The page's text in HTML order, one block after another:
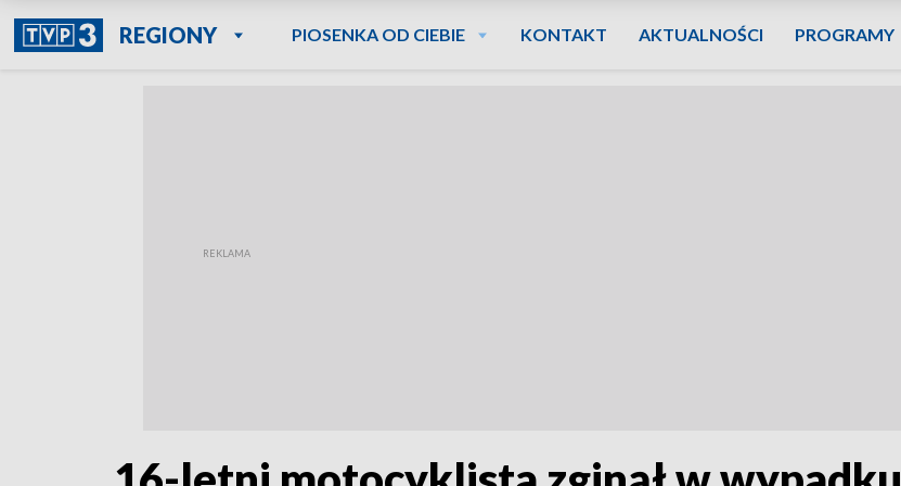
REGIONY PIOSENKA OD CIEBIE KONTAKT AKTUALNOŚCI PROGRAMY